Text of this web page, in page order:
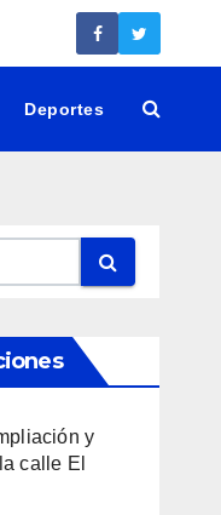
Deportes
y
calle El